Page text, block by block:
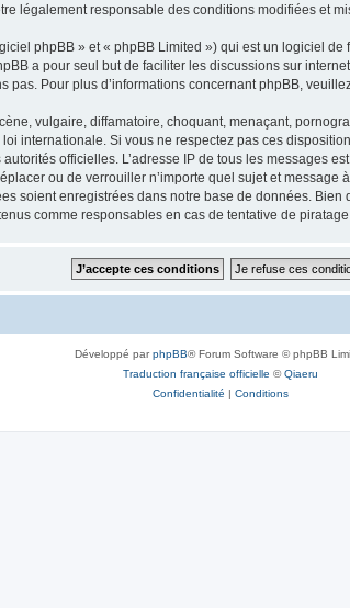
légalement responsable des conditions modifiées et
phpBB » et « phpBB Limited ») qui est un logiciel
a pour seul but de faciliter les discussions sur
pas. Pour plus d’informations concernant phpBB,
vulgaire, diffamatoire, choquant, menaçant,
internationale. Si vous ne respectez pas ces
officielles. L’adresse IP de tous les messages
ou de verrouiller n’importe quel sujet et message
soient enregistrées dans notre base de données.
comme responsables en cas de tentative de
Développé parphpBB® Forum Software © phpBB
Traduction française officielle ©Qiaeru
Confidentialité | Conditions